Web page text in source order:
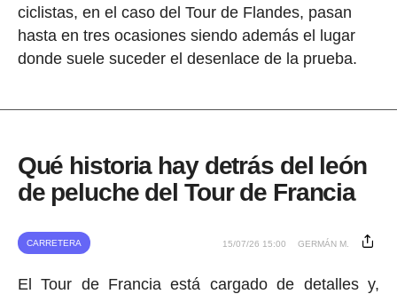
ciclistas, en el caso del Tour de Flandes, pasan
hasta en tres ocasiones siendo además el lugar
donde suele suceder el desenlace de la prueba.
Qué historia hay detrás del león
de peluche del Tour de Francia
CARRETERA 15/07/26 15:00 GERMÁN M.
El Tour de Francia está cargado de detalles y,